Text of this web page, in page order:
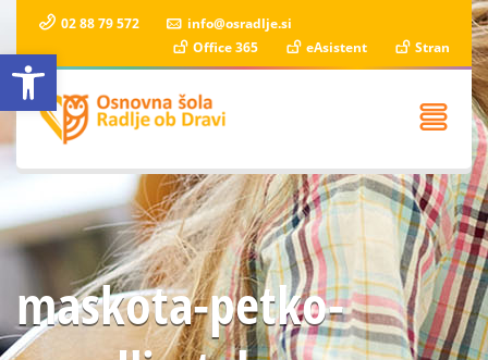
Open toolbar
02 88 79 572
info@osradlje.si
Office 365
eAsistent Stran
maskota-petko-